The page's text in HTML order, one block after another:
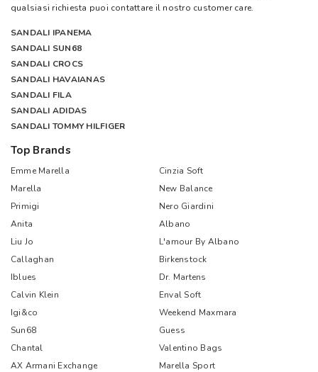
qualsiasi richiesta puoi contattare il nostro customer care.
SANDALI IPANEMA
SANDALI SUN68
SANDALI CROCS
SANDALI HAVAIANAS
SANDALI FILA
SANDALI ADIDAS
SANDALI TOMMY HILFIGER
Top Brands
Emme Marella
Cinzia Soft
Marella
New Balance
Primigi
Nero Giardini
Anita
Albano
Liu Jo
L'amour By Albano
Callaghan
Birkenstock
Iblues
Dr. Martens
Calvin Klein
Enval Soft
Igi&co
Weekend Maxmara
Sun68
Guess
Chantal
Valentino Bags
AX Armani Exchange
Marella Sport